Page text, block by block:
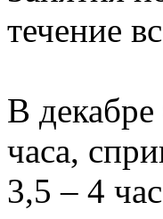
течение
В
часа,
3,5 – 4